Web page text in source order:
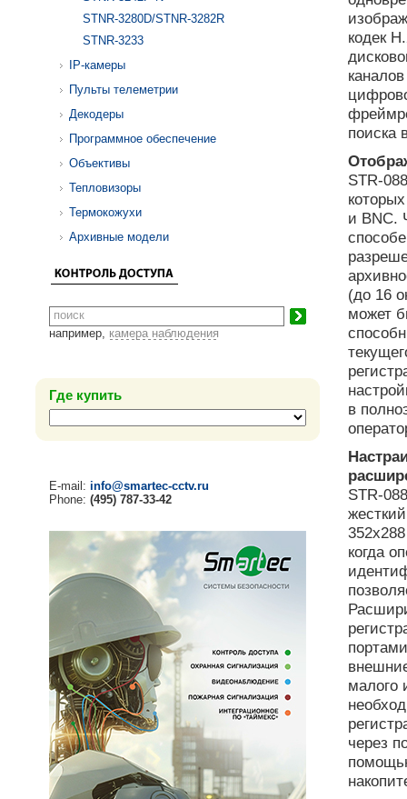
STNR-3280D/STNR-3282R
STNR-3233
IP-камеры
Пульты телеметрии
Декодеры
Программное обеспечение
Объективы
Тепловизоры
Термокожухи
Архивные модели
например, камера наблюдения
Где купить
E-mail: info@smartec-cctv.ru
Phone: (495) 787-33-42
кодек
поиска
STR-
и BNC.
(до 16
может
в
STR-
когда
малого
через